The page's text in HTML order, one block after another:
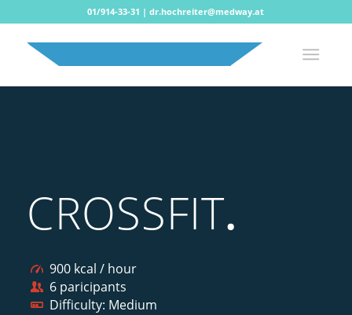
01/914-33-31 |dr.hochreiter@medway.at
CROSSFIT.
900 kcal / hour
6 paricipants
Difficulty: Medium